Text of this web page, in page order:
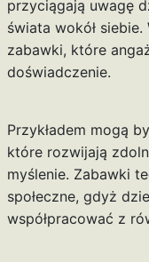
przyciągają uwagę
świata wokół
zabawki, które
doświadczenie.
Przykładem mogą
które rozwijają
myślenie. Zabawki
społeczne, gdyż
współpracować z